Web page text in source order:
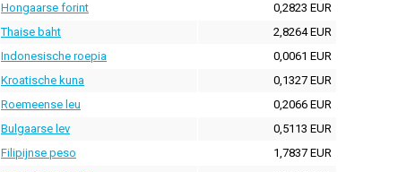
Hongaarse forint
0,2823 EUR
Thaise baht
2,8264 EUR
Indonesische roepia
0,0061 EUR
Kroatische kuna
0,1327 EUR
Roemeense leu
0,2066 EUR
Bulgaarse lev
0,5113 EUR
Filipijnse peso
1,7837 EUR